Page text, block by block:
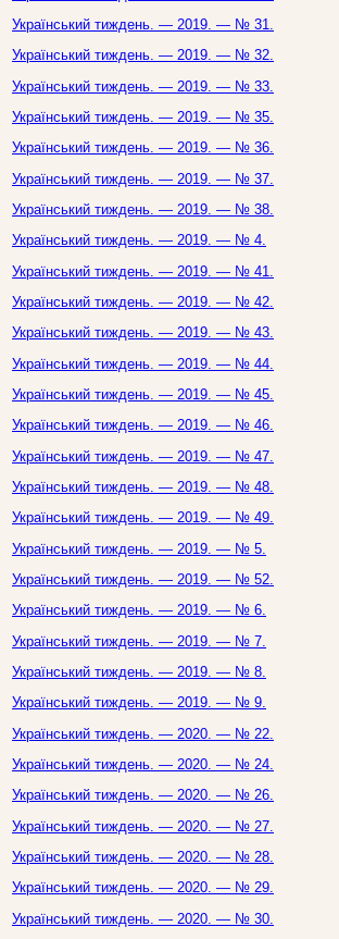
Український тиждень. — 2019. — № 31.
Український тиждень. — 2019. — № 32.
Український тиждень. — 2019. — № 33.
Український тиждень. — 2019. — № 35.
Український тиждень. — 2019. — № 36.
Український тиждень. — 2019. — № 37.
Український тиждень. — 2019. — № 38.
Український тиждень. — 2019. — № 4.
Український тиждень. — 2019. — № 41.
Український тиждень. — 2019. — № 42.
Український тиждень. — 2019. — № 43.
Український тиждень. — 2019. — № 44.
Український тиждень. — 2019. — № 45.
Український тиждень. — 2019. — № 46.
Український тиждень. — 2019. — № 47.
Український тиждень. — 2019. — № 48.
Український тиждень. — 2019. — № 49.
Український тиждень. — 2019. — № 5.
Український тиждень. — 2019. — № 52.
Український тиждень. — 2019. — № 6.
Український тиждень. — 2019. — № 7.
Український тиждень. — 2019. — № 8.
Український тиждень. — 2019. — № 9.
Український тиждень. — 2020. — № 22.
Український тиждень. — 2020. — № 24.
Український тиждень. — 2020. — № 26.
Український тиждень. — 2020. — № 27.
Український тиждень. — 2020. — № 28.
Український тиждень. — 2020. — № 29.
Український тиждень. — 2020. — № 30.